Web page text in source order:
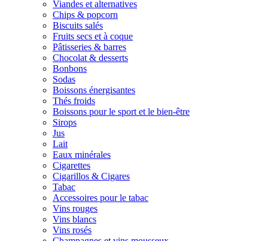
Viandes et alternatives
Chips & popcorn
Biscuits salés
Fruits secs et à coque
Pâtisseries & barres
Chocolat & desserts
Bonbons
Sodas
Boissons énergisantes
Thés froids
Boissons pour le sport et le bien-être
Sirops
Jus
Lait
Eaux minérales
Cigarettes
Cigarillos & Cigares
Tabac
Accessoires pour le tabac
Vins rouges
Vins blancs
Vins rosés